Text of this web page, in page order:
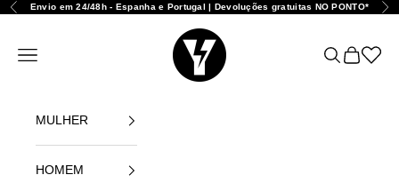
Ir para o conteúdo
AnteriorEnvio em 24/48h - Espanha e Portugal | Devoluções gratuitas NO PONTO*
Yellowshop
Abrir menu de navegação
AbrirAbrirAbrir
MULHER
HOMEM